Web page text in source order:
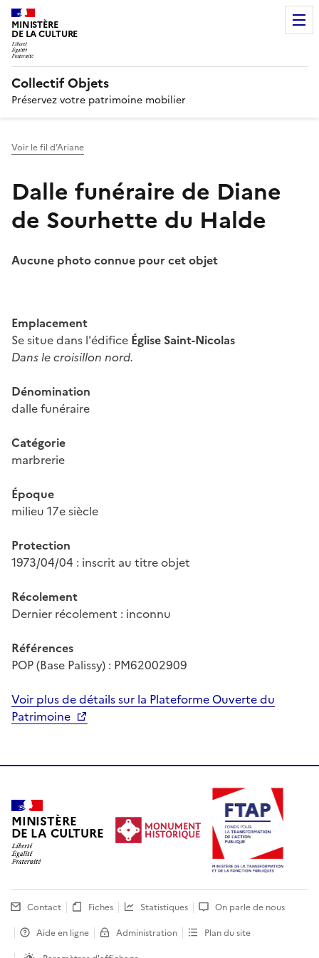
MINISTÈRE
DE LA CULTURE
Collectif Objets
Préservez votre patrimoine mobilier
Voir le fil d’Ariane
Dalle funéraire de Diane
de Sourhette du Halde
Emplacement
Se situe dans l'édifice Église Saint-Nicolas
Dans le croisillon nord.
Dénomination
dalle funéraire
Catégorie
marbrerie
Époque
milieu 17e siècle
Protection
1973/04/04 : inscrit au titre objet
Récolement
Dernier récolement : inconnu
Références
POP (Base Palissy) : PM62002909
Voir plus de détails sur la Plateforme Ouverte du
Patrimoine
Aucune photo connue pour cet objet
MINISTÈRE
DE LA CULTURE
Contact Fiches Statistiques
On parle de nous
Aide en ligne
Administration
Plan du site